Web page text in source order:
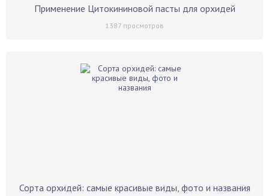
Применение Цитокининовой пасты для орхидей
1387 просмотров
Сорта орхидей: самые красивые виды, фото и названия